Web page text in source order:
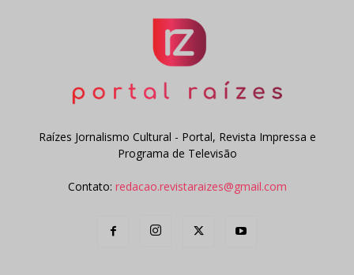
Raízes Jornalismo Cultural - Portal, Revista Impressa e
Programa de Televisão
Contato: redacao.revistaraizes@gmail.com